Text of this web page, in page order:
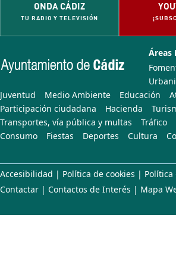
ONDA CÁDIZ
TU RADIO Y TELEVISIÓN
Áreas
Juventud
Medio Ambiente Educación
Participación ciudadana
Hacienda
Transportes, vía pública y multas
Tráfico
Consumo
Fiestas Deportes Cultura
Accesibilidad | Política de cookies |
Contactar | Contactos de Interés | Mapa